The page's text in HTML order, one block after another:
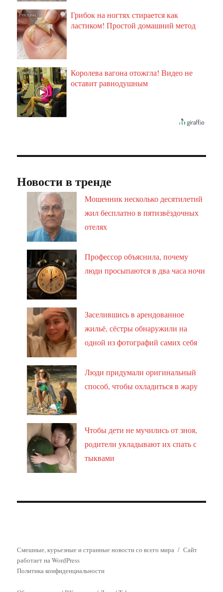
i
Грибок на ногтях стирается как
ластиком! Простой домашний метод
i
Королева вагона отожгла! Видео не
оставит равнодушным
Новости в тренде
Мошенник несколько десятилетий
жил бесплатно в пятизвёздочных
отелях
Профессор объяснила, почему
люди просыпаются в два часа ночи
Заселившись в арендованное
жильё, сёстры обнаружили на
одной из фотографий самих себя
Люди придумали оригинальный
способ, чтобы охладиться в жару
Чтобы дети не мучились от зноя,
родители укладывают их спать с
тыквами
Смешные, курьезные и странные новости со всего мира
Сайт
работает на WordPress
Политика конфиденциальности